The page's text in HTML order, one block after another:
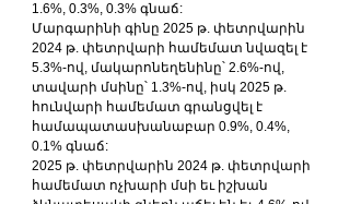
1.6%, 0.3%, 0.3% գնաճ:
Մարգարինի գինը 2025 թ. փետրվարին
2024 թ. փետրվարի համեմատ նվազել է
5.3%-ով, մակարոնեղենինը՝ 2.6%-ով,
տավարի մսինը՝ 1.3%-ով, իսկ 2025 թ.
հունվարի համեմատ գրանցվել է
համապատասխանաբար 0.9%, 0.4%,
0.1% գնաճ:
2025 թ. փետրվարին 2024 թ. փետրվարի
համեմատ ոչխարի մսի եւ իշխան